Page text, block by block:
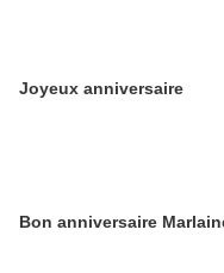
Joyeux anniversaire
Bon anniversaire